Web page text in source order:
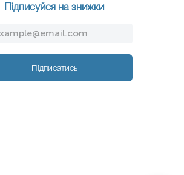
Підписуйся на знижки
Підписатись